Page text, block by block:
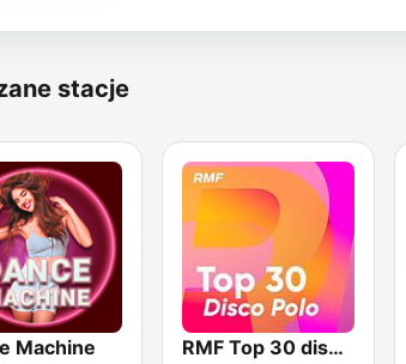
stacje
Machine RMF Top 30 disco polo